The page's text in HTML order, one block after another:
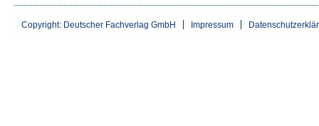
Copyright: Deutscher Fachverlag GmbH Impressum